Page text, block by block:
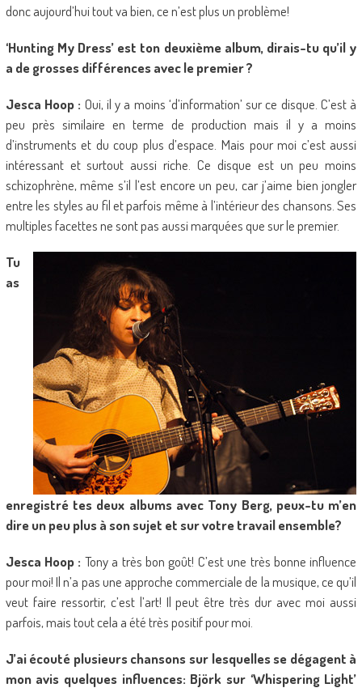
donc aujourd’hui tout va bien, ce n’est plus un problème!
‘Hunting My Dress’ est ton deuxième album, dirais-tu qu’il y
a de grosses différences avec le premier ?
Jesca Hoop : Oui, il y a moins ‘d’information’ sur ce disque. C’est à
peu près similaire en terme de production mais il y a moins
d’instruments et du coup plus d’espace. Mais pour moi c’est aussi
intéressant et surtout aussi riche. Ce disque est un peu moins
schizophrène, même s’il l’est encore un peu, car j’aime bien jongler
entre les styles au fil et parfois même à l’intérieur des chansons. Ses
multiples facettes ne sont pas aussi marquées que sur le premier.
Tu
as
enregistré tes deux albums avec Tony Berg, peux-tu m’en
dire un peu plus à son sujet et sur votre travail ensemble?
Jesca Hoop : Tony a très bon goût! C’est une très bonne influence
pour moi! Il n’a pas une approche commerciale de la musique, ce qu’il
veut faire ressortir, c’est l’art! Il peut être très dur avec moi aussi
parfois, mais tout cela a été très positif pour moi.
J’ai écouté plusieurs chansons sur lesquelles se dégagent à
mon avis quelques influences: Björk sur ‘Whispering Light’